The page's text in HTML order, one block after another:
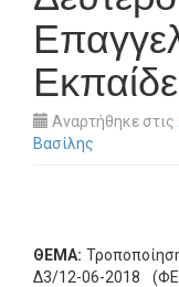
Αναρτήθηκε στις
Βασίλης
ΘΕΜΑ:
Δ3/12-06-2018